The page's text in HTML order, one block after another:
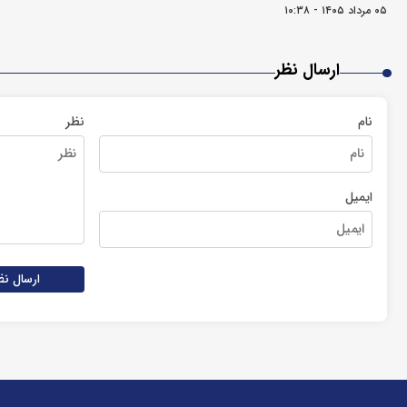
۰۵ مرداد ۱۴۰۵ - ۱۰:۳۸
ارسال نظر
نام
ایمیل
نظر
ارسال